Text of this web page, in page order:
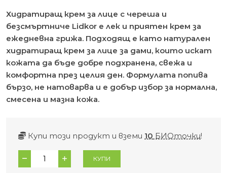
Хидратиращ крем за лице с череша и
безсмъртниче Lidkor е лек и приятен крем за
ежедневна грижа. Подходящ е като натурален
хидратиращ крем за лице за дами, които искат
кожата да бъде добре подхранена, свежа и
комфортна през целия ден. Формулата попива
бързо, не натоварва и е добър избор за нормална,
смесена и мазна кожа.
Купи този продукт и вземи 10 БИОточки!
количество
за
КУПИ